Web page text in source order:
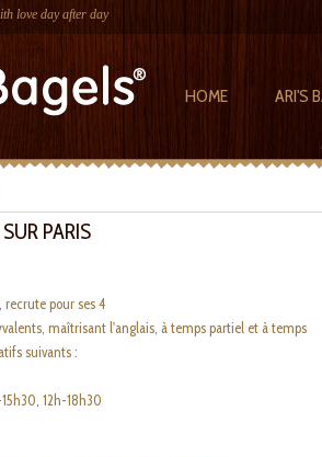
love day after day
HOME ARI'S
PARIS
pour ses 4
maîtrisant l'anglais, à temps partiel et à temps
suivants :
12h-18h30